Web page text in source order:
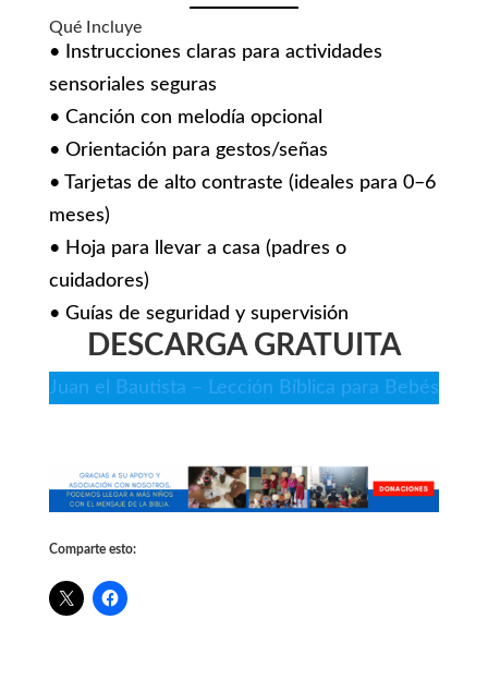
Qué Incluye
• Instrucciones claras para actividades
sensoriales seguras
• Canción con melodía opcional
• Orientación para gestos/señas
• Tarjetas de alto contraste (ideales para 0–6
meses)
• Hoja para llevar a casa (padres o
cuidadores)
• Guías de seguridad y supervisión
DESCARGA GRATUITA
Juan el Bautista – Lección Bíblica para Bebés
Comparte esto: